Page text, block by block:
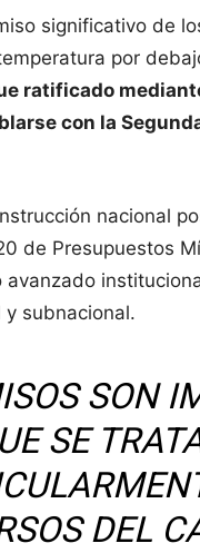
significativo de
por
ratificado
con la
nacional
de Presupuestos
subnacional.
SON
SE
DEL